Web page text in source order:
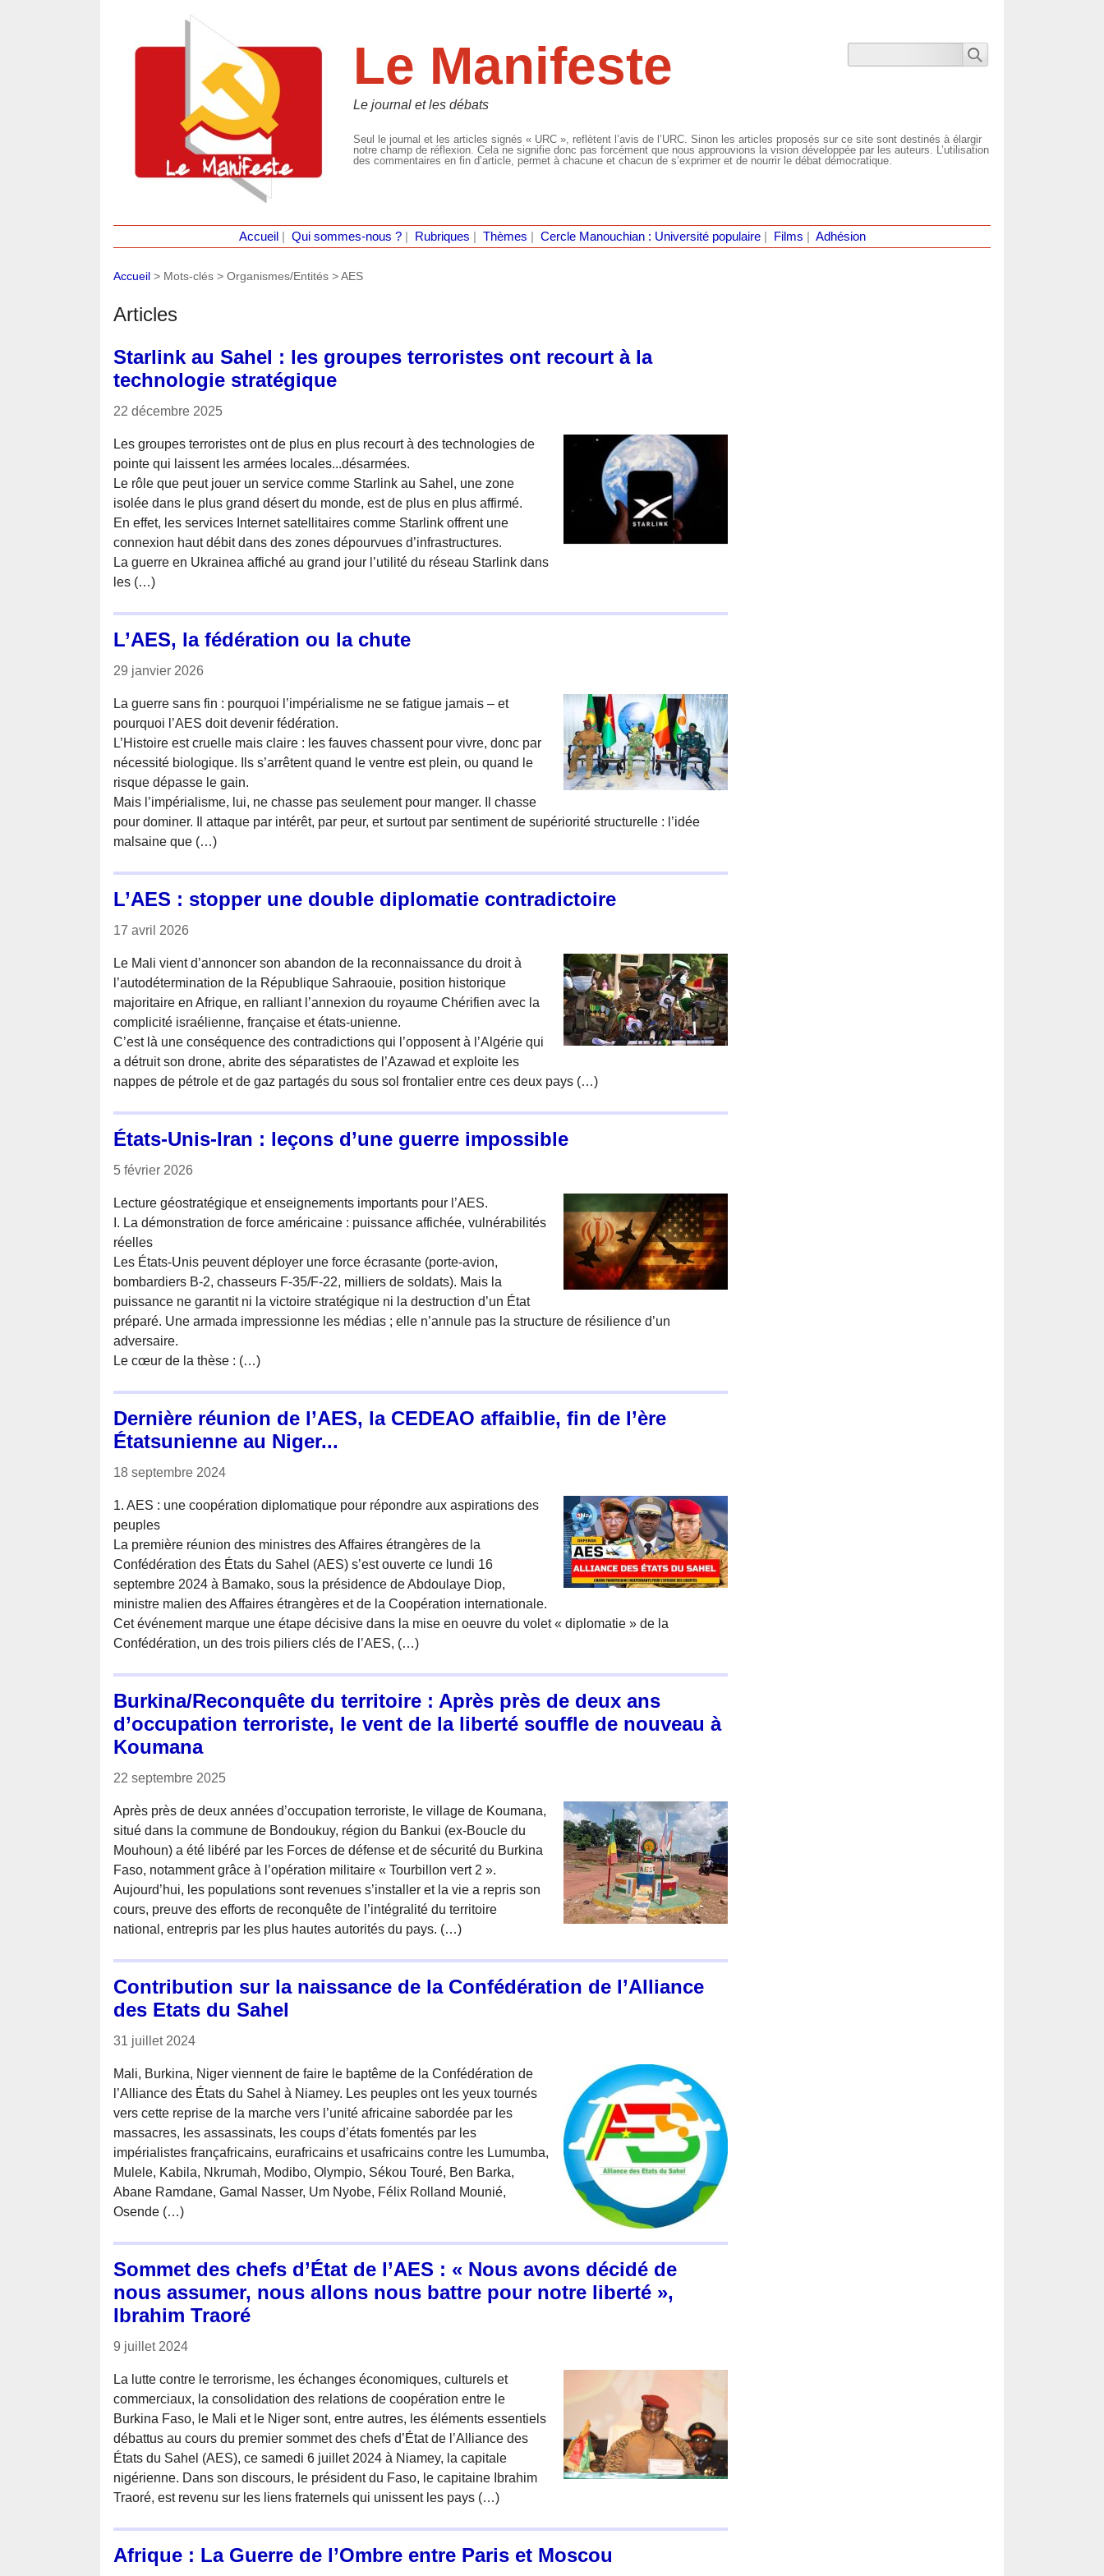
Le Manifeste
Le journal et les débats
Seul le journal et les articles signés « URC », reflètent l’avis de l’URC. Sinon les articles proposés sur ce site sont destinés à élargir
notre champ de réflexion. Cela ne signifie donc pas forcément que nous approuvions la vision développée par les auteurs. L’utilisation
des commentaires en fin d’article, permet à chacune et chacun de s’exprimer et de nourrir le débat démocratique.
Accueil Qui sommes-nous ?| Rubriques Thèmes Cercle Manouchian : Université populaire| Films Adhésion
Accueil > Mots-clés > Organismes/Entités >AES
Articles
Starlink au Sahel : les groupes terroristes ont recourt à la
technologie stratégique
22 décembre 2025
Les groupes terroristes ont de plus en plus recourt à des technologies de
pointe qui laissent les armées locales...désarmées.
Le rôle que peut jouer un service comme Starlink au Sahel, une zone
isolée dans le plus grand désert du monde, est de plus en plus affirmé.
En effet, les services Internet satellitaires comme Starlink offrent une
connexion haut débit dans des zones dépourvues d’infrastructures.
La guerre en Ukrainea affiché au grand jour l’utilité du réseau Starlink dans
les (…)
L’AES, la fédération ou la chute
29 janvier 2026
La guerre sans fin : pourquoi l’impérialisme ne se fatigue jamais – et
pourquoi l’AES doit devenir fédération.
L’Histoire est cruelle mais claire : les fauves chassent pour vivre, donc par
nécessité biologique. Ils s’arrêtent quand le ventre est plein, ou quand le
risque dépasse le gain.
Mais l’impérialisme, lui, ne chasse pas seulement pour manger. Il chasse
pour dominer. Il attaque par intérêt, par peur, et surtout par sentiment de supériorité structurelle : l’idée
malsaine que (…)
L’AES : stopper une double diplomatie contradictoire
17 avril 2026
Le Mali vient d’annoncer son abandon de la reconnaissance du droit à
l’autodétermination de la République Sahraouie, position historique
majoritaire en Afrique, en ralliant l’annexion du royaume Chérifien avec la
complicité israélienne, française et états-unienne.
C’est là une conséquence des contradictions qui l’opposent à l’Algérie qui
a détruit son drone, abrite des séparatistes de l’Azawad et exploite les
nappes de pétrole et de gaz partagés du sous sol frontalier entre ces deux pays (…)
États-Unis-Iran : leçons d’une guerre impossible
5 février 2026
Lecture géostratégique et enseignements importants pour l’AES.
I. La démonstration de force américaine : puissance affichée, vulnérabilités
réelles
Les États-Unis peuvent déployer une force écrasante (porte-avion,
bombardiers B‑2, chasseurs F‑35/F‑22, milliers de soldats). Mais la
puissance ne garantit ni la victoire stratégique ni la destruction d’un État
préparé. Une armada impressionne les médias ; elle n’annule pas la structure de résilience d’un
adversaire.
Le cœur de la thèse : (…)
Dernière réunion de l’AES, la CEDEAO affaiblie, fin de l’ère
Étatsunienne au Niger...
18 septembre 2024
1. AES : une coopération diplomatique pour répondre aux aspirations des
peuples
La première réunion des ministres des Affaires étrangères de la
Confédération des États du Sahel (AES) s’est ouverte ce lundi 16
septembre 2024 à Bamako, sous la présidence de Abdoulaye Diop,
ministre malien des Affaires étrangères et de la Coopération internationale.
Cet événement marque une étape décisive dans la mise en oeuvre du volet « diplomatie » de la
Confédération, un des trois piliers clés de l’AES, (…)
Burkina/Reconquête du territoire : Après près de deux ans
d’occupation terroriste, le vent de la liberté souffle de nouveau à
Koumana
22 septembre 2025
Après près de deux années d’occupation terroriste, le village de Koumana,
situé dans la commune de Bondoukuy, région du Bankui (ex-Boucle du
Mouhoun) a été libéré par les Forces de défense et de sécurité du Burkina
Faso, notamment grâce à l’opération militaire « Tourbillon vert 2 ».
Aujourd’hui, les populations sont revenues s’installer et la vie a repris son
cours, preuve des efforts de reconquête de l’intégralité du territoire
national, entrepris par les plus hautes autorités du pays. (…)
Contribution sur la naissance de la Confédération de l’Alliance
des Etats du Sahel
31 juillet 2024
Mali, Burkina, Niger viennent de faire le baptême de la Confédération de
l’Alliance des États du Sahel à Niamey. Les peuples ont les yeux tournés
vers cette reprise de la marche vers l’unité africaine sabordée par les
massacres, les assassinats, les coups d’états fomentés par les
impérialistes françafricains, eurafricains et usafricains contre les Lumumba,
Mulele, Kabila, Nkrumah, Modibo, Olympio, Sékou Touré, Ben Barka,
Abane Ramdane, Gamal Nasser, Um Nyobe, Félix Rolland Mounié,
Osende (…)
Sommet des chefs d’État de l’AES : « Nous avons décidé de
nous assumer, nous allons nous battre pour notre liberté »,
Ibrahim Traoré
9 juillet 2024
La lutte contre le terrorisme, les échanges économiques, culturels et
commerciaux, la consolidation des relations de coopération entre le
Burkina Faso, le Mali et le Niger sont, entre autres, les éléments essentiels
débattus au cours du premier sommet des chefs d’État de l’Alliance des
États du Sahel (AES), ce samedi 6 juillet 2024 à Niamey, la capitale
nigérienne. Dans son discours, le président du Faso, le capitaine Ibrahim
Traoré, est revenu sur les liens fraternels qui unissent les pays (…)
Afrique : La Guerre de l’Ombre entre Paris et Moscou